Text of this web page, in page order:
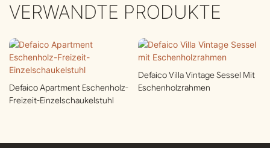
VERWANDTE PRODUKTE
Defaico Apartment Eschenholz-
Freizeit-Einzelschaukelstuhl
Defaico Villa Vintage Sessel Mit
Eschenholzrahmen